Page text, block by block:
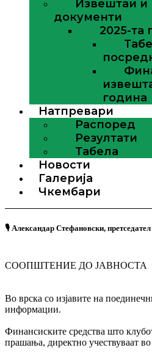
Извештаи и
документи
2025-та
година
Натпревари
Распоред
Резултати
Табела
Новости
Галерија
Чкембари
🎙 Александар Стефановски,
СООПШТЕНИЕ ДО ЈАВНОСТА
Во врска со изјавите на
информации.
Финансиските средства што
прашања, директно учествуваат